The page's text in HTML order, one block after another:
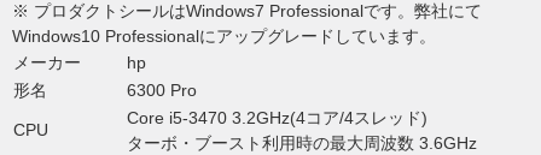
※ プロダクトシールはWindows7 Professionalです。弊社にて
Windows10 Professionalにアップグレードしています。
メーカー
hp
形名
6300 Pro
CPU
Core i5-3470 3.2GHz(4コア/4スレッド)
ターボ・ブースト利用時の最大周波数 3.6GHz